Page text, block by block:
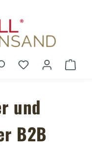
Du hast 0
und
B2B